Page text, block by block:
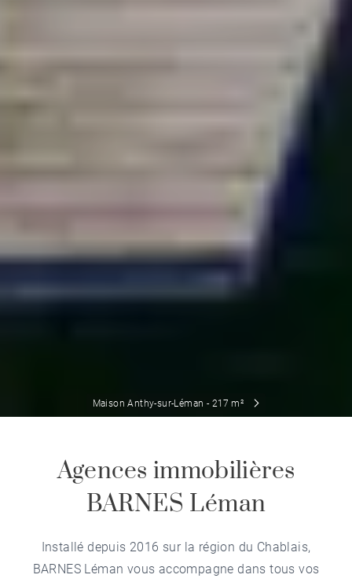
Maison Anthy-sur-Léman - 217 m²
Agences immobilières
BARNES Léman
Installé depuis 2016 sur la région du Chablais,
BARNES Léman vous accompagne dans tous vos